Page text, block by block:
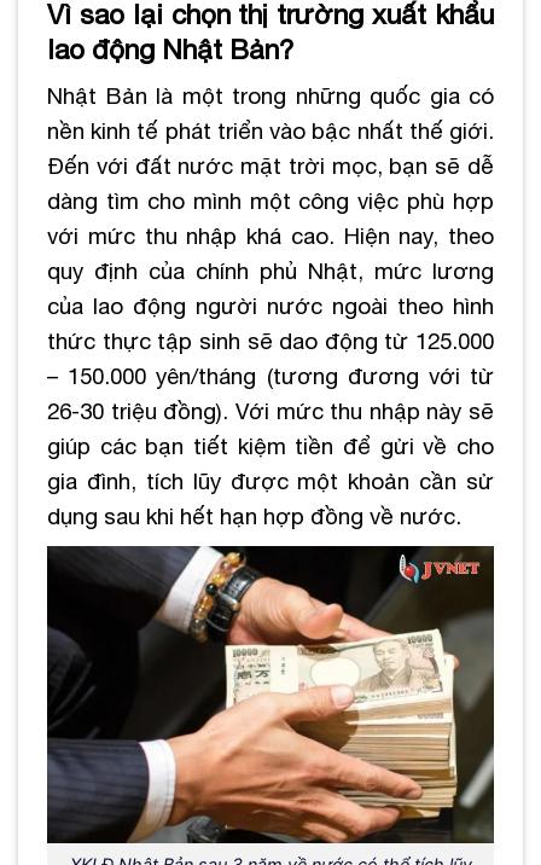
Vì sao lại chọn thị trường xuất khẩu
lao động Nhật Bản?
Nhật Bản là một trong những quốc gia có
nền kinh tế phát triển vào bậc nhất thế giới.
Đến với đất nước mặt trời mọc, bạn sẽ dễ
dàng tìm cho mình một công việc phù hợp
với mức thu nhập khá cao. Hiện nay, theo
quy định của chính phủ Nhật, mức lương
của lao động người nước ngoài theo hình
thức thực tập sinh sẽ dao động từ 125.000
– 150.000 yên/tháng (tương đương với từ
26-30 triệu đồng). Với mức thu nhập này sẽ
giúp các bạn tiết kiệm tiền để gửi về cho
gia đình, tích lũy được một khoản cần sử
dụng sau khi hết hạn hợp đồng về nước.